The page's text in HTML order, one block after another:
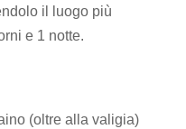
il luogo più
e 1 notte.
(oltre alla valigia)